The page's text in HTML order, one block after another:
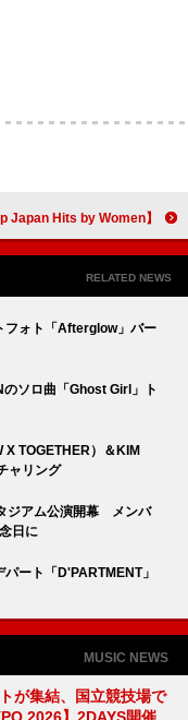
【Top Japan Hits by Women】アイナ・ジ・エンド「革命道中」など3曲が初登場
RELATED NEWS
フォト「Afterglow」バー
ソロ曲「Ghost Girl」ト
X TOGETHER）＆KIM
ャリング
ジアム公演開幕 メンバ
日に
ート「D'PARTMENT」
MUSIC NEWS
が集結、国立競技場で